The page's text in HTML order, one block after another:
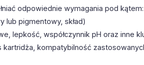
odpowiednie wymagania pod kątem:
lub pigmentowy, skład)
lepkość, współczynnik pH oraz inne
kompatybilność